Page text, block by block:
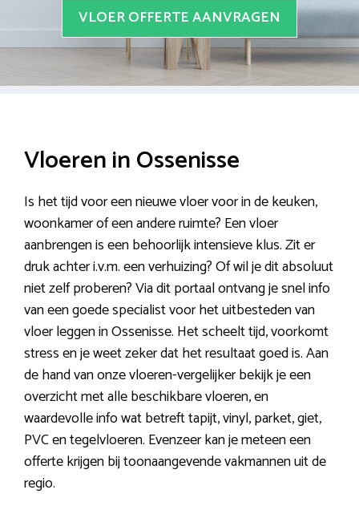
VLOER OFFERTE AANVRAGEN
Vloeren in Ossenisse
Is het tijd voor een nieuwe vloer voor in de keuken,
woonkamer of een andere ruimte? Een vloer
aanbrengen is een behoorlijk intensieve klus. Zit er
druk achter i.v.m. een verhuizing? Of wil je dit absoluut
niet zelf proberen? Via dit portaal ontvang je snel info
van een goede specialist voor het uitbesteden van
vloer leggen in Ossenisse. Het scheelt tijd, voorkomt
stress en je weet zeker dat het resultaat goed is. Aan
de hand van onze vloeren-vergelijker bekijk je een
overzicht met alle beschikbare vloeren, en
waardevolle info wat betreft tapijt, vinyl, parket, giet,
PVC en tegelvloeren. Evenzeer kan je meteen een
offerte krijgen bij toonaangevende vakmannen uit de
regio.